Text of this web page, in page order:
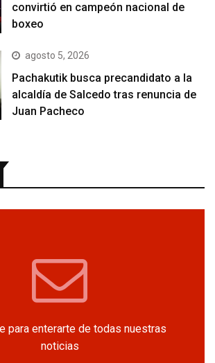
convirtió en campeón nacional de
boxeo
agosto 5, 2026
Pachakutik busca precandidato a la
alcaldía de Salcedo tras renuncia de
Juan Pacheco
para enterarte de todas nuestras
noticias